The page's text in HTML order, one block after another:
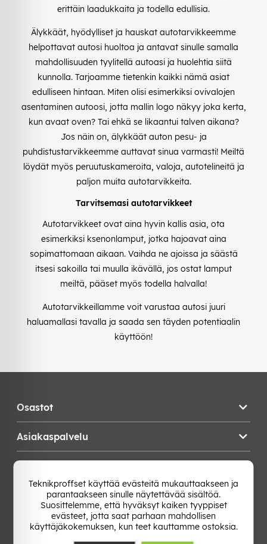
erittäin laadukkaita ja todella edullisia.
Älykkäät, hyödylliset ja hauskat autotarvikkeemme
helpottavat autosi huoltoa ja antavat sinulle samalla
mahdollisuuden tyylitellä autoasi ja huolehtia siitä
kunnolla. Tarjoamme tietenkin kaikki nämä asiat
edulliseen hintaan. Miten olisi esimerkiksi ovivalojen
asentaminen autoosi, jotta mallin logo näkyy joka kerta,
kun avaat oven? Tai ehkä se likaantui talven aikana?
Jos näin on, älykkäät auton pesu- ja
puhdistustarvikkeemme auttavat sinua varmasti! Meiltä
löydät myös peruutuskameroita, valoja, autotelineitä ja
paljon muita autotarvikkeita.
Tarvitsemasi autotarvikkeet
Autotarvikkeet ovat aina hyvin kallis asia, ota
esimerkiksi ksenonlamput, jotka hajoavat aina
sopimattomaan aikaan. Vaihda ne ajoissa ja säästä
itsesi sakoilla tai muulla ikävällä, jos ostat lamput
meiltä, pääset myös todella halvalla!
Autotarvikkeillamme voit varustaa autosi juuri
haluamallasi tavalla ja saada sen täyden potentiaalin
käyttöön!
Osastot
Asiakaspalvelu
Vaihda Maa
Teknikproffset käyttää evästeitä mukauttaakseen ja
parantaakseen sinulle näytettävää sisältöä.
Suosittelemme, että hyväksyt kaiken tyyppiset
evästeet, jotta saat parhaan mahdollisen
käyttäjäkokemuksen, kun teet kauttamme ostoksia.